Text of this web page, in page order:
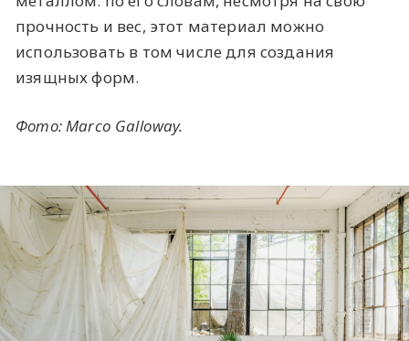
прочность и вес, этот материал можно
использовать в том числе для создания
изящных форм.
Фото:Marco Galloway.